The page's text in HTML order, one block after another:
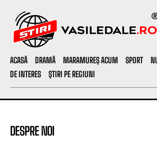
ACASĂ DRAMĂ MARAMUREȘ ACUM SPORT
DE INTERES
ȘTIRI PE REGIUNI
DESPRE NOI